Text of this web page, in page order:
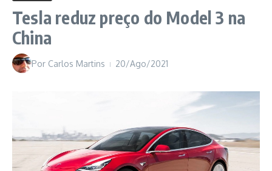
Tesla reduz preço do Model 3 na
China
Por Carlos Martins 20/Ago/2021